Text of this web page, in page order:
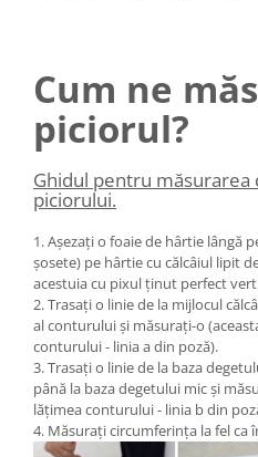
Cum ne
piciorul?
Ghidul pentru
piciorului.
1. Așezați o foaie de hârtie lângă
șosete) pe hârtie cu călcâiul lipit
acestuia cu pixul ținut perfect
2. Trasați o linie de la mijlocul
al conturului și măsurați-o
conturului - linia a din poză).
3. Trasați o linie de la baza
până la baza degetului mic și
lățimea conturului - linia b din
4. Măsurați circumferința la fel ca